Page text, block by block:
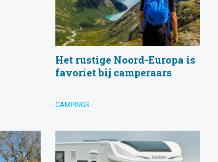
Het rustige Noord-Europa is
favoriet bij camperaars
CAMPINGS